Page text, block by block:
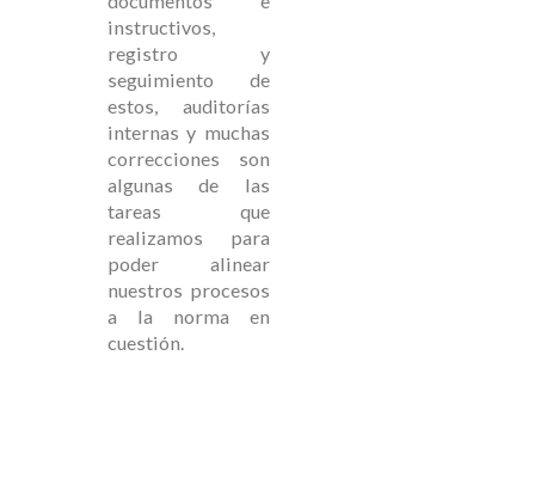
instructivos,
registro y
seguimiento de
estos, auditorías
internas y muchas
correcciones son
algunas de las
tareas que
realizamos para
poder alinear
nuestros procesos
a la norma en
cuestión.